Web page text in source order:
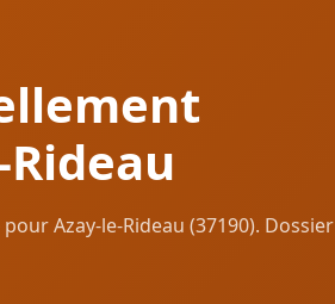
Azay-le-Rideau (37190). Dossier